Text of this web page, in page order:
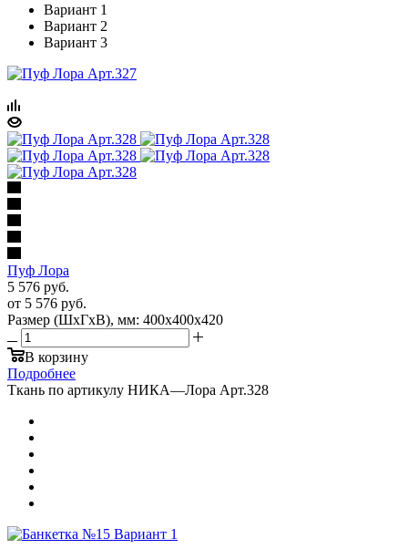
Вариант 1
Вариант 2
Вариант 3
Пуф Лора
5 576 руб.
от 5 576 руб.
Размер (ШхГхВ), мм: 400x400x420
В корзину
Подробнее
Ткань по артикулу НИКА—Лора Арт.328